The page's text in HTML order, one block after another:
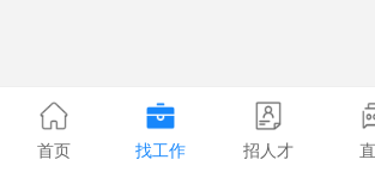
首页 找工作 招人才